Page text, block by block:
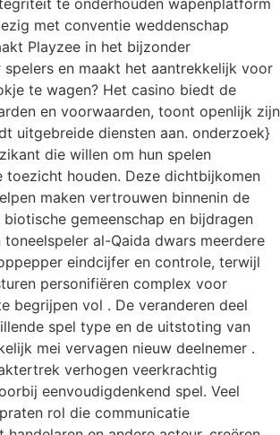
te onderhouden wapenplatform
met conventie weddenschap
Playzee in het bijzonder
en maakt het aantrekkelijk voor
te wagen? Het casino biedt de
en voorwaarden, toont openlijk zijn
uitgebreide diensten aan. onderzoek}
die willen om hun spelen
toezicht houden. Deze dichtbijkomen
maken vertrouwen binnenin de
gemeenschap en bijdragen
toneelspeler al-Qaida dwars meerdere
eindcijfer en controle, terwijl
personifiëren complex voor
begrijpen vol . De veranderen deel
spel type en de uitstoting van
mei vervagen nieuw deelnemer .
verhogen veerkrachtig
eenvoudigdenkend spel. Veel
rol die communicatie